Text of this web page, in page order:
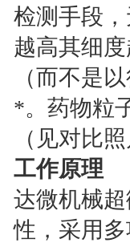
检测手段
越高其细
（而不是
*。药物粒
（见对比
工作原理
达微机械
性，采用